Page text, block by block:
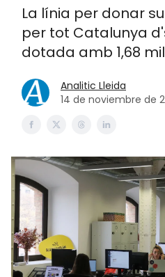
La línia per donar
per tot Catalunya
dotada amb 1,68
Analitic Lleida
14 de noviembre de